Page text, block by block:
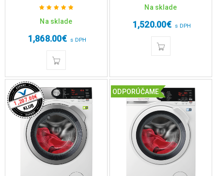
Hodnotenie
Na sklade
1,868.00€ s DPH
Na sklade
1,520.00€ s DPH
1,207.00€
ODPORÚČAME